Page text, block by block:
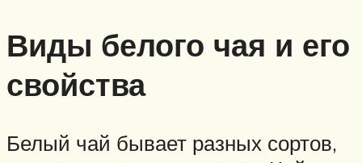
Виды белого чая и его
свойства
Белый чай бывает разных сортов,